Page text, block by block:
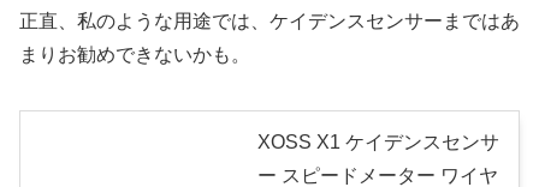
正直、私のような用途では、ケイデンスセンサーまではあ
まりお勧めできないかも。
XOSS X1 ケイデンスセンサ
ー スピードメーター ワイヤ